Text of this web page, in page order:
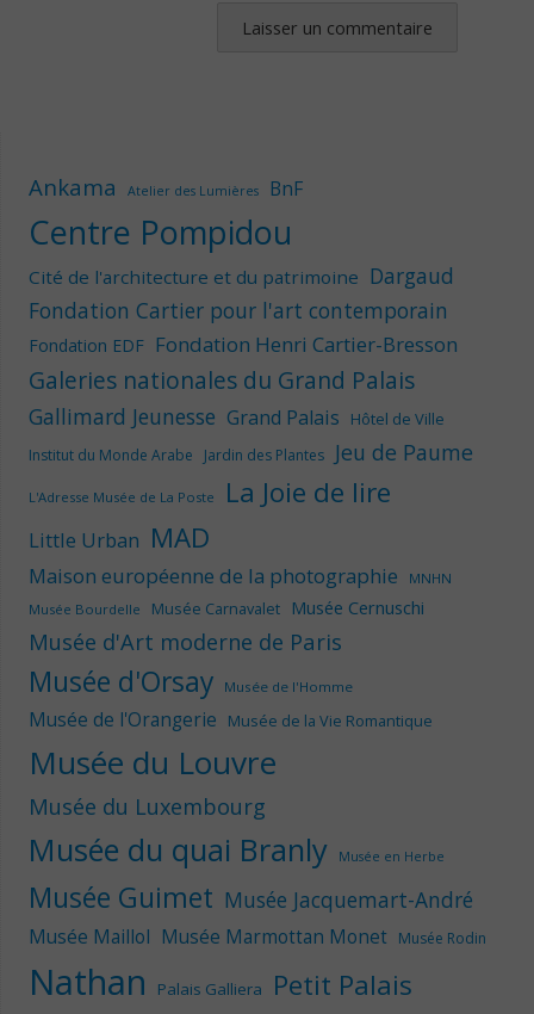
Ankama Atelier des Lumières BnF
Centre Pompidou
Cité de l'architecture et du patrimoine Dargaud
Fondation Cartier pour l'art contemporain
Fondation EDF Fondation Henri Cartier-Bresson
Galeries nationales du Grand Palais
Gallimard Jeunesse Grand Palais Hôtel de Ville
Institut du Monde Arabe Jardin des Plantes Jeu de Paume
L'Adresse Musée de La Poste La Joie de lire
Little Urban MAD
Maison européenne de la photographie
MNHN
Musée Bourdelle
Musée Carnavalet Musée Cernuschi
Musée d'Art moderne de Paris
Musée d'Orsay Musée de l'Homme
Musée de l'Orangerie Musée de la Vie Romantique
Musée du Louvre
Musée du Luxembourg
Musée du quai Branly Musée en Herbe
Musée Guimet Musée Jacquemart-André
Musée Maillol Musée Marmottan Monet Musée Rodin
Nathan Palais Galliera Petit Palais